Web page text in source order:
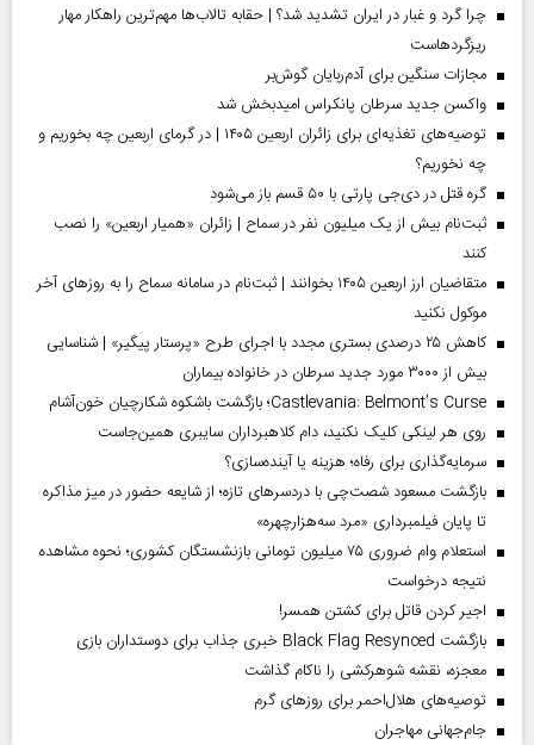
چرا گرد و غبار در ایران تشدید شد؟ | حقابه تالاب‌ها مهم‌ترین راهکار مهار
ریزگردهاست
مجازات سنگین برای آدم‌ربایان گوش‌بر
واکسن جدید سرطان پانکراس امیدبخش شد
توصیه‌های تغذیه‌ای برای زائران اربعین ۱۴۰۵ | در گرمای اربعین چه بخوریم و
چه نخوریم؟
گره قتل در دی‌جی پارتی با ۵۰ قسم باز می‌شود
ثبت‌نام بیش از یک میلیون نفر در سماح | زائران «همیار اربعین» را نصب
کنند
متقاضیان ارز اربعین ۱۴۰۵ بخوانند | ثبت‌نام در سامانه سماح را به روز‌های آخر
موکول نکنید
کاهش ۲۵ درصدی بستری مجدد با اجرای طرح «پرستار پیگیر» | شناسایی
بیش از ۳۰۰۰ مورد جدید سرطان در خانواده بیماران
Castlevania: Belmont’s Curse؛ بازگشت باشکوه شکارچیان خون‌آشام
روی هر لینکی کلیک نکنید، دام کلاهبرداران سایبری همین‌جاست
سرمایه‌گذاری برای رفاه؛ هزینه یا آینده‌سازی؟
بازگشت مسعود شصت‌چی با دردسر‌های تازه؛ از شایعه حضور در میز مذاکره
تا پایان فیلمبرداری «مرد سه‌هزارچهره»
استعلام وام ضروری ۷۵ میلیون تومانی بازنشستگان کشوری؛ نحوه مشاهده
نتیجه درخواست
اجیر کردن قاتل برای کشتن همسر!
بازگشت Black Flag Resynced خبری جذاب برای دوستداران بازی
معجزه، نقشه شوهرکشی را ناکام گذاشت
توصیه‌های هلال‌احمر برای روز‌های گرم
جام‌جهانی مهاجران